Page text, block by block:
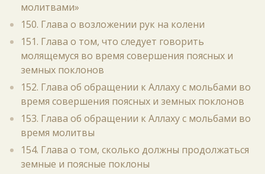
молитвами»
150. Глава о возложении рук на колени
151. Глава о том, что следует говорить
молящемуся во время совершения поясных и
земных поклонов
152. Глава об обращении к Аллаху с мольбами во
время совершения поясных и земных поклонов
153. Глава об обращении к Аллаху с мольбами во
время молитвы
154. Глава о том, сколько должны продолжаться
земные и поясные поклоны